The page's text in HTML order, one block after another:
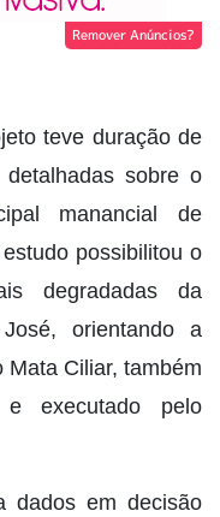
Remover Anúncios?
teve duração de
sobre o
manancial de
possibilitou o
degradadas da
orientando a
Mata Ciliar, também
e executado pelo
dados em decisão